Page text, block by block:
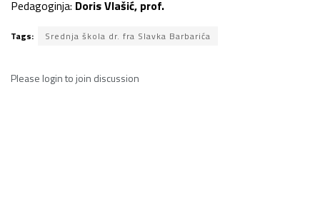
Pedagoginja: Doris Vlašić, prof.
Tags: Srednja škola dr. fra Slavka Barbarića
Please loginto join discussion